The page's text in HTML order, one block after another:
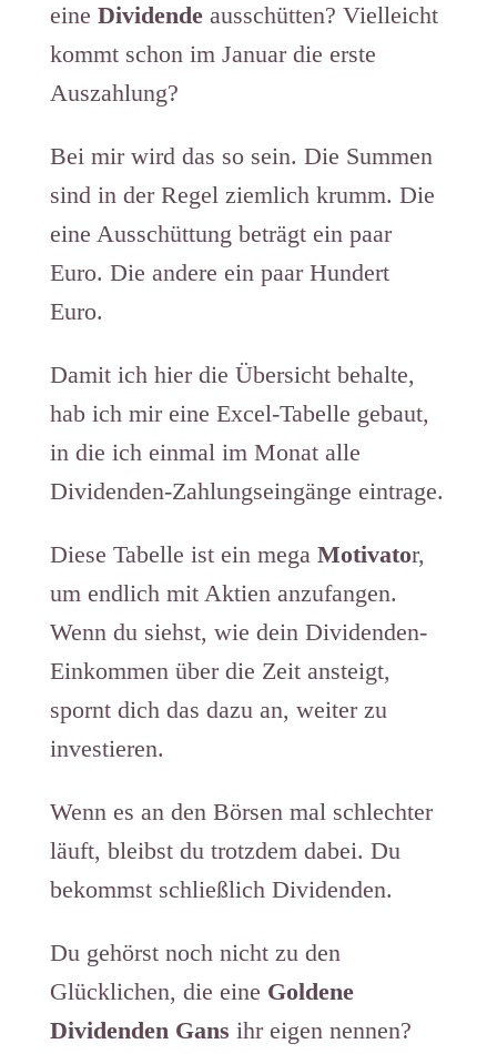
eine Dividendeausschütten? Vielleicht
kommt schon im Januar die erste
Auszahlung?
Bei mir wird das so sein. Die Summen
sind in der Regel ziemlich krumm. Die
eine Ausschüttung beträgt ein paar
Euro. Die andere ein paar Hundert
Euro.
Damit ich hier die Übersicht behalte,
hab ich mir eine Excel-Tabelle gebaut,
in die ich einmal im Monat alle
Dividenden-Zahlungseingänge eintrage.
Diese Tabelle ist ein mega Motivator,
um endlich mit Aktien anzufangen.
Wenn du siehst, wie dein Dividenden-
Einkommen über die Zeit ansteigt,
spornt dich das dazu an, weiter zu
investieren.
Wenn es an den Börsen mal schlechter
läuft, bleibst du trotzdem dabei. Du
bekommst schließlich Dividenden.
Du gehörst noch nicht zu den
Glücklichen, die eine Goldene
Dividenden Gans ihr eigen nennen?